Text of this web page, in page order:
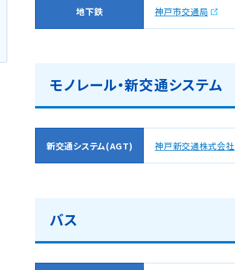
地下鉄 神戸市交通局
モノレール・新交通システム
新交通システム(AGT) 神戸新交通株式会社
バス